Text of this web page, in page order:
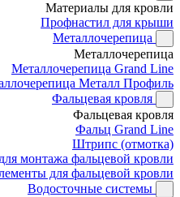
Материалы для кровли
Профнастил для крыши
Металлочерепица
Металлочерепица
Металлочерепица Grand Line
Металл Профиль
Фальцевая кровля
Фальцевая кровля
Фальц Grand Line
Штрипс (отмотка)
монтажа фальцевой кровли
для фальцевой кровли
Водосточные системы